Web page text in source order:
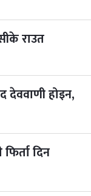
राउत
देववाणी होइन,
दिन